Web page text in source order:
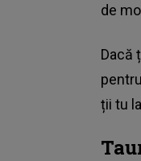
de
Dacă
ții tu